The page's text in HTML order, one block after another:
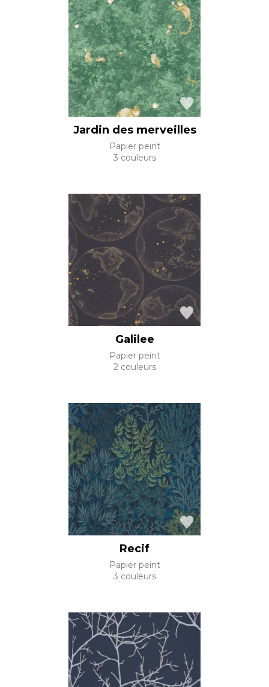
Jardin des merveilles
Papier peint
3 couleurs
Galilee
Papier peint
2 couleurs
Recif
Papier peint
3 couleurs